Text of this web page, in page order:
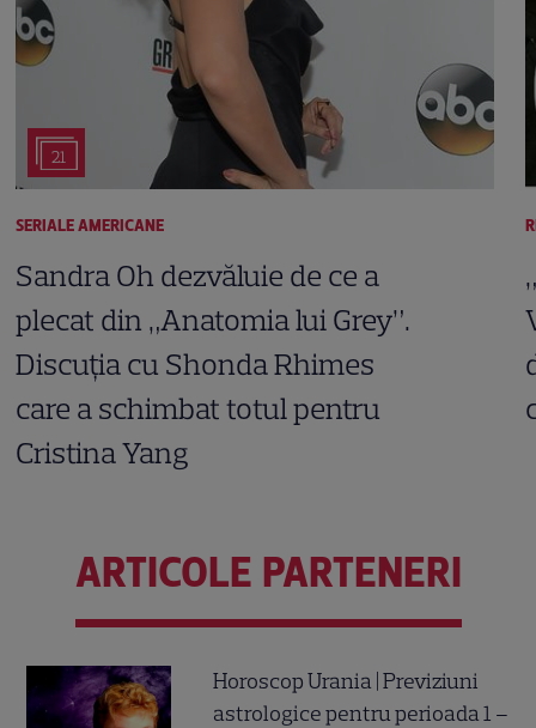
21
SERIALE AMERICANE
Sandra Oh dezvăluie de ce a
plecat din „Anatomia lui Grey”.
Discuția cu Shonda Rhimes
care a schimbat totul pentru
Cristina Yang
ARTICOLE PARTENERI
Horoscop Urania | Previziuni
astrologice pentru perioada 1 –